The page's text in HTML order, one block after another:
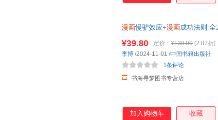
漫画慢驴效应+漫画成功法则
¥39.80 定价： ¥139.00 (2.87折)
书海寻梦图书专营店
1条评论
李博 /2024-11-01 /中国书籍出版社
加入购物车 收藏